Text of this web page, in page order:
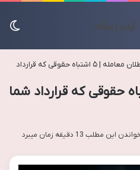
بطلان معامله | ۵ اشتباه حقوقی که قرارداد
| ۵ اشتباه حقوقی که قرارداد شما
این مطلب 13 دقیقه زمان میبرد